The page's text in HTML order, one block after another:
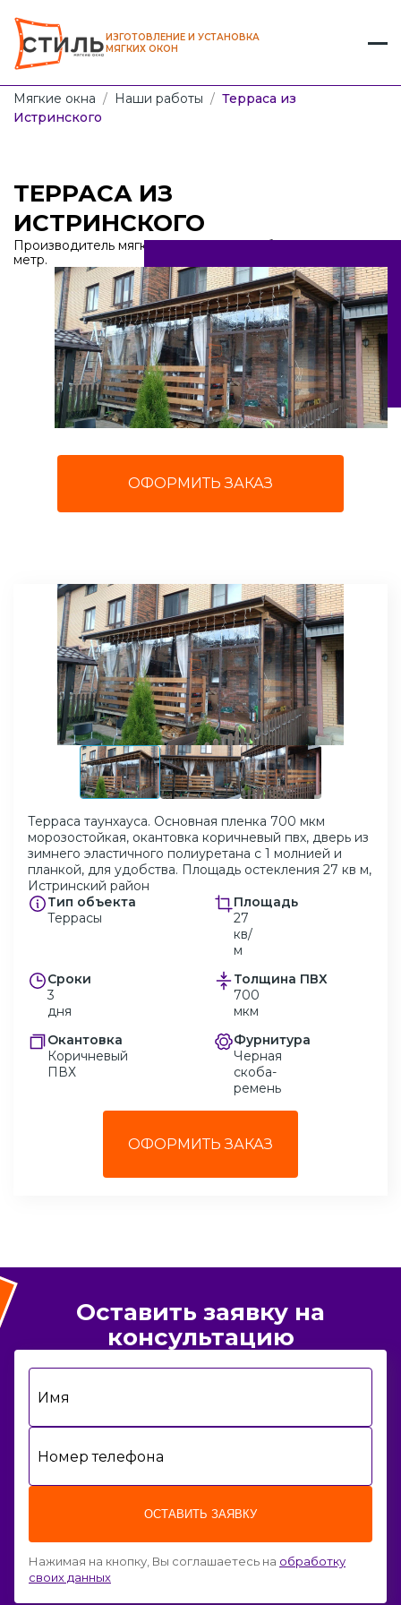
ИЗГОТОВЛЕНИЕ И УСТАНОВКА
МЯГКИХ ОКОН
Мягкие окна / Наши работы / Терраса из
Истринского
Производитель мягких окон от 1100 рублей за кв.
метр.
ТЕРРАСА ИЗ
ИСТРИНСКОГО
ОФОРМИТЬ ЗАКАЗ
Терраса таунхауса. Основная пленка 700 мкм
морозостойкая, окантовка коричневый пвх, дверь из
зимнего эластичного полиуретана с 1 молнией и
планкой, для удобства. Площадь остекления 27 кв м,
Истринский район
Тип объекта
Террасы
Площадь
27
кв/
м
Сроки
3
дня
Толщина ПВХ
700
мкм
Окантовка
Коричневый
ПВХ
Фурнитура
Черная
скоба-
ремень
ОФОРМИТЬ ЗАКАЗ
Оставить заявку на
консультацию
Имя
Номер телефона
ОСТАВИТЬ ЗАЯВКУ
Нажимая на кнопку, Вы соглашаетесь на обработку
своих данных